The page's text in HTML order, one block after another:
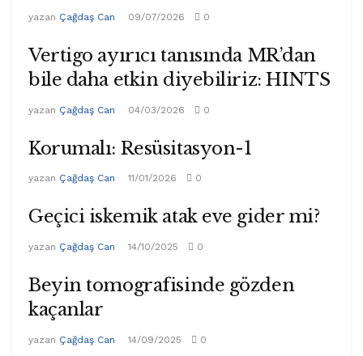
yazan Çağdaş Can 09/07/2026 0
Vertigo ayırıcı tanısında MR’dan
bile daha etkin diyebiliriz: HINTS
yazan Çağdaş Can 04/03/2026 0
Korumalı: Resüsitasyon-1
yazan Çağdaş Can 11/01/2026 0
Geçici iskemik atak eve gider mi?
yazan Çağdaş Can 14/10/2025 0
Beyin tomografisinde gözden
kaçanlar
yazan Çağdaş Can 14/09/2025 0